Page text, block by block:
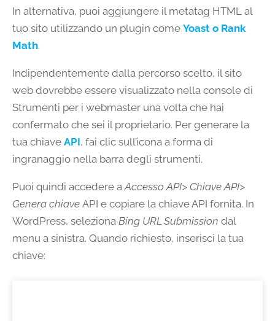
In alternativa, puoi aggiungere il metatag HTML al
tuo sito utilizzando un plugin come Yoast o Rank
Math.
Indipendentemente dalla percorso scelto, il sito
web dovrebbe essere visualizzato nella console di
Strumenti per i webmaster una volta che hai
confermato che sei il proprietario. Per generare la
tua chiave API, fai clic sull’icona a forma di
ingranaggio nella barra degli strumenti.
Puoi quindi accedere a Accesso API> Chiave API>
Genera chiave API e copiare la chiave API fornita. In
WordPress, seleziona Bing URL Submission dal
menu a sinistra. Quando richiesto, inserisci la tua
chiave: